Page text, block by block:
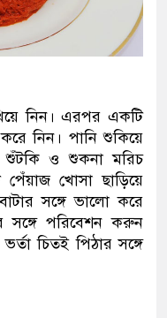
নিন। এরপর একটি
নিন। পানি শুকিয়ে
শুঁটকি ও শুকনা মরিচ
খোসা ছাড়িয়ে
সঙ্গে ভালো করে
সঙ্গে পরিবেশন করুন
চিতই পিঠার সঙ্গে